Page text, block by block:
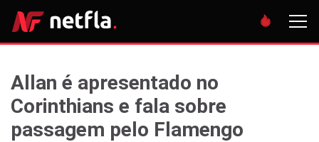
Allan é apresentado no
Corinthians e fala sobre
passagem pelo Flamengo